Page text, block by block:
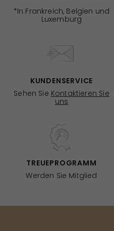
*In Frankreich, Belgien und
Luxemburg
KUNDENSERVICE
Sehen Sie Kontaktieren Sie
uns
TREUEPROGRAMM
Werden Sie Mitglied